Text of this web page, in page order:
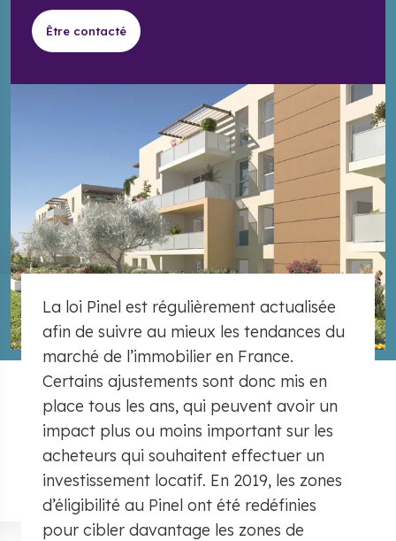
Être contacté
La loi Pinel est régulièrement actualisée
afin de suivre au mieux les tendances du
marché de l’immobilier en France.
Certains ajustements sont donc mis en
place tous les ans, qui peuvent avoir un
impact plus ou moins important sur les
acheteurs qui souhaitent effectuer un
investissement locatif. En 2019, les zones
d’éligibilité au Pinel ont été redéfinies
pour cibler davantage les zones de